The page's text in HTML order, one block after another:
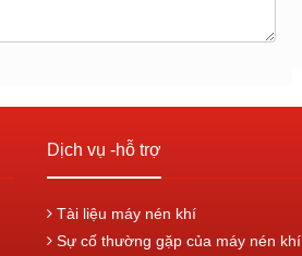
Dịch vụ -hỗ trợ
Tài liệu máy nén khí
Sự cố thường gặp của máy nén khí